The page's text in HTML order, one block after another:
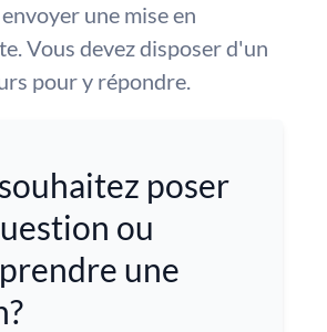
une mise en
Vous devez disposer d'un
pour y répondre.
poser
ou
une